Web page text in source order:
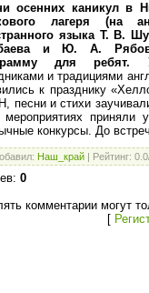
осенних каникул в
лагеря (на
языка Т. В.
и Ю. А. Рябова
для ребят.
и традициями
к празднику
песни и стихи
мероприятиях
конкурсы. До
: Наш_край Рейтинг: 0.0
: 0
комментарии могут
[